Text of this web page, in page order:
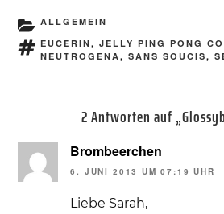
KATEGORIEN
ALLGEMEIN
SCHLAGWÖRTER
EUCERIN, JELLY PING PONG
NEUTROGENA, SANS SOUCIS,
2 Antworten auf
Brombeerchen
6. JUNI 2013 UM 07:19 UHR
Liebe Sarah,